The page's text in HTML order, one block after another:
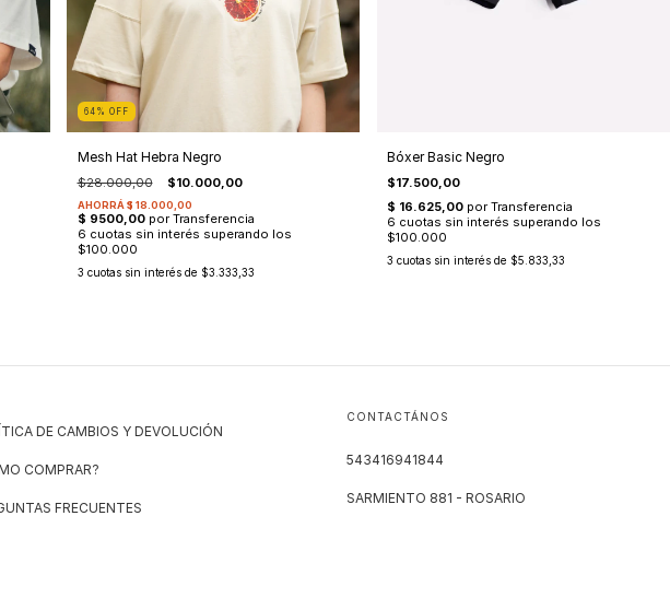
64 % OFF
Mesh Hat Hebra Negro
$28.000,00 $10.000,00
3 cuotas sin interés de $3.333,33
Bóxer Basic Negro
$17.500,00
3 cuotas sin interés de $5.833,33
DE CAMBIOS Y DEVOLUCIÓN
COMPRAR?
FRECUENTES
CONTACTÁNOS
543416941844
SARMIENTO 881 - ROSARIO